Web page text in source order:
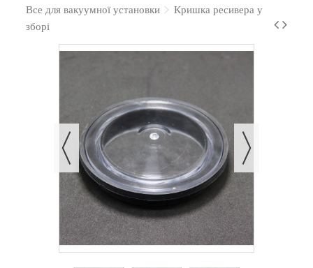
Все для вакуумної установки
Кришка ресивера у
зборі